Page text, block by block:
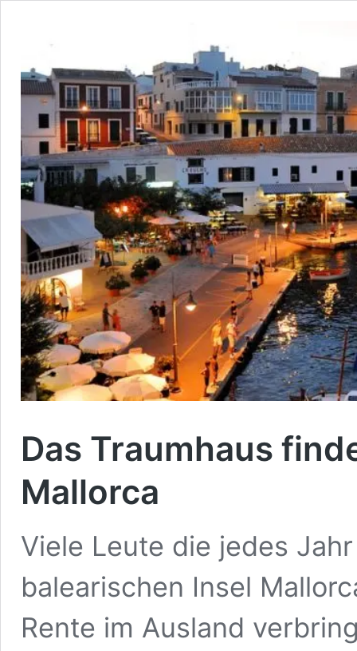
Das Traumhaus
Mallorca
Viele Leute die jedes
balearischen Insel
Rente im Ausland